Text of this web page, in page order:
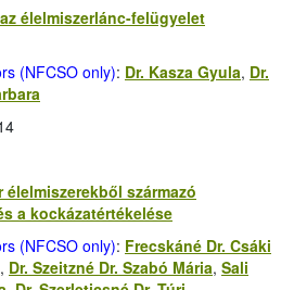
élelmiszerlánc-felügyelet
(NFCSO only): Dr. Kasza Gyula, Dr.
származó
a kockázatértékelése
(NFCSO only): Frecskáné Dr. Csáki
, Dr. Szeitzné Dr. Szabó Mária, Sali